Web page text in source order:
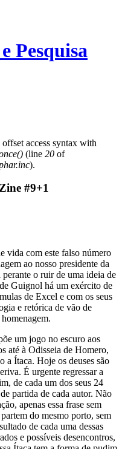
Pesquisa
access syntax with
(line 20 of
).
#9+1
vida com este falso número
ao nosso presidente da
o ruir de uma ideia de
Guignol há um exército de
de Excel e com os seus
e retórica de vão de
um jogo no escuro aos
até à Odisseia de Homero,
a Ítaca. Hoje os deuses são
É urgente regressar a
de cada um dos seus 24
partida de cada autor. Não
apenas essa frase sem
do mesmo porto, sem
de cada uma dessas
e possíveis desencontros,